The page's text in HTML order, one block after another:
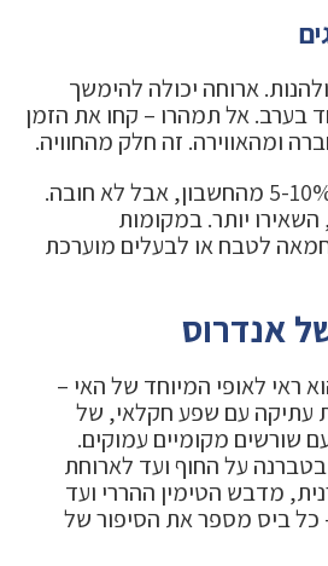
ארוחה יכולה להימשך
בערב. אל תמהרו – קחו את הזמן
ומהאווירה. זה חלק מהחוויה.
טיפים הם בדרך כלל 5-10% מהחשבון, אבל לא חובה.
יותר. במקומות
לטבח או לבעלים מוערכת
אנדרוס
ראי לאופי המיוחד של האי –
עתיקה עם שפע חקלאי, של
שורשים מקומיים עמוקים.
על החוף ועד לארוחת
מדבש הטימין ההררי ועד
כל ביס מספר את הסיפור של